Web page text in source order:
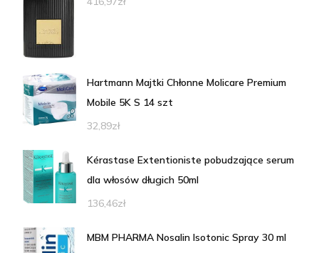
Hartmann Majtki Chłonne Molicare Premium
Mobile 5K S 14 szt
32,89zł
Kérastase Extentioniste pobudzające serum
dla włosów długich 50ml
136,46zł
MBM PHARMA Nosalin Isotonic Spray 30 ml